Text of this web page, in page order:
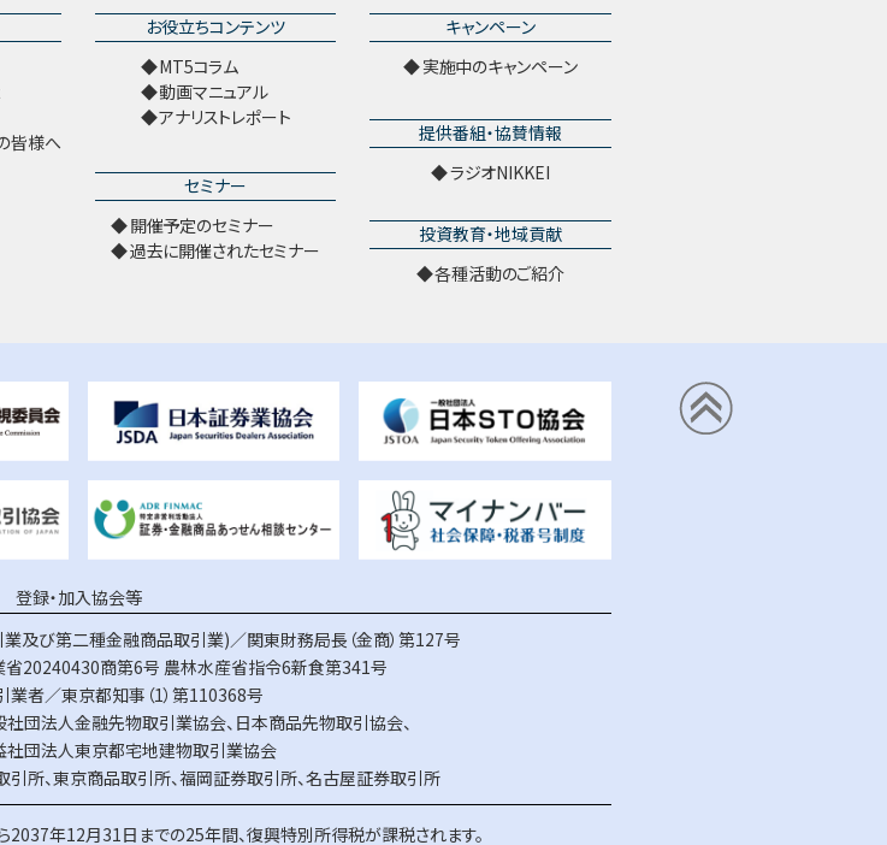
皆様へ
お役立ちコンテンツ
MT5コラム
動画マニュアル
アナリストレポート
セミナー
開催予定のセミナー
過去に開催されたセミナー
キャンペーン
実施中のキャンペーン
提供番組・協賛情報
ラジオNIKKEI
投資教育・地域貢献
各種活動のご紹介
登録・加入協会等
及び第二種金融商品取引業)／関東財務局長（金商）第127号
20240430商第6号 農林水産省指令6新食第341号
業者／東京都知事（1）第110368号
社団法人金融先物取引業協会、 日本商品先物取引協会、
社団法人東京都宅地建物取引業協会
引所、東京商品取引所、福岡証券取引所、名古屋証券取引所
年12月31日までの25年間、復興特別所得税が課税されます。